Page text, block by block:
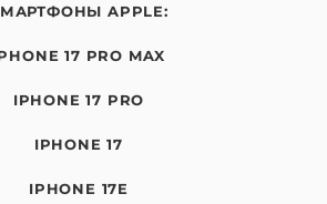
APPLE:
17 PRO MAX
IPHONE 17 PRO
IPHONE 17
IPHONE 17E